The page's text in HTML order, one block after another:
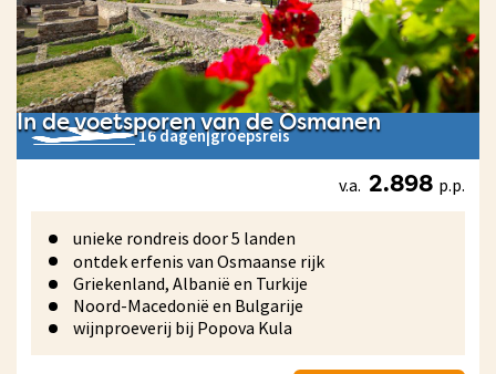
In de voetsporen van de Osmanen
16 dagen|groepsreis
v.a. 2.898 p.p.
unieke rondreis door 5 landen
ontdek erfenis van Osmaanse rijk
Griekenland, Albanië en Turkije
Noord-Macedonië en Bulgarije
wijnproeverij bij Popova Kula